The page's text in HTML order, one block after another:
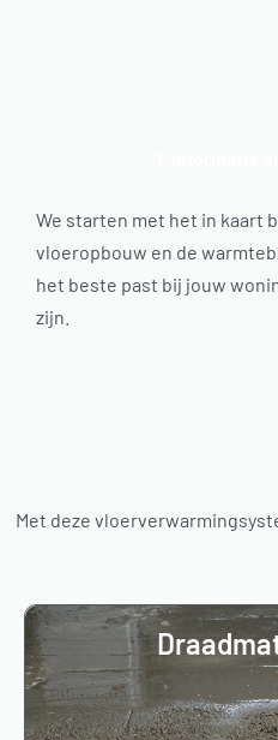
We starten met het in kaart
vloeropbouw en de
het beste past bij jouw
zijn.
Met deze